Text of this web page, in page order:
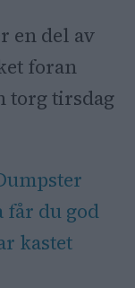
en del av
foran
torg tirsdag
får du god
kastet